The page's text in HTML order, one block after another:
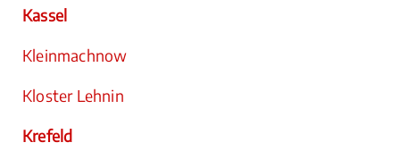
Kassel
Kleinmachnow
Kloster Lehnin
Krefeld